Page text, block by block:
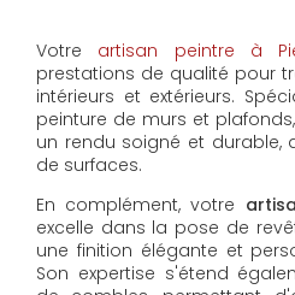
Votre artisan peintre à
prestations de qualité pour
intérieurs et extérieurs.
peinture de murs et
un rendu soigné et
de surfaces.
En complément, votre
excelle dans la pose de
une finition élégante et
Son expertise s'étend